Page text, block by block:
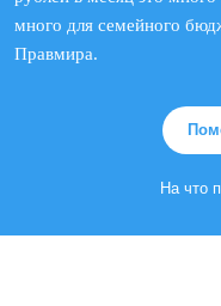
много для семейного
Правмира.
На что